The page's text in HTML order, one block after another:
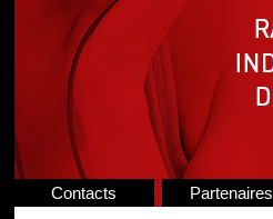
Contacts Partenaires